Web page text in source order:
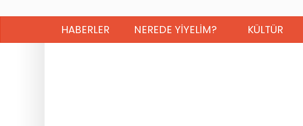
HABERLER NEREDE YIYELIM? KÜLTÜR